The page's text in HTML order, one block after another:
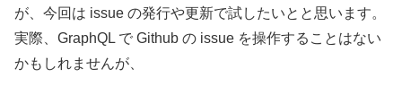
が、今回は issue の発行や更新で試したいとと思います。
実際、GraphQL で Github の issue を操作することはない
かもしれませんが、